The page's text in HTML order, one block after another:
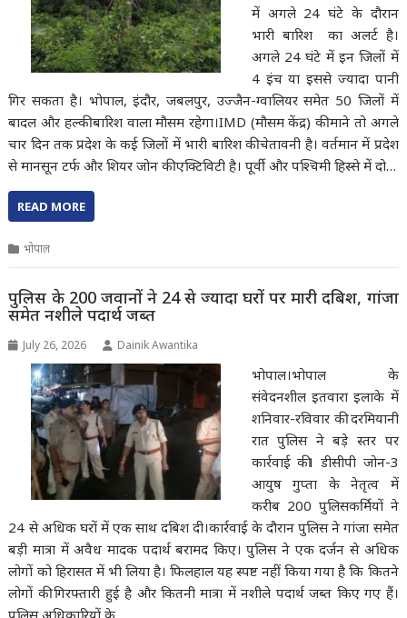
में अगले 24 घंटे के दौरान
भारी बारिश का अलर्ट है।
अगले 24 घंटे में इन जिलों में
4 इंच या इससे ज्यादा पानी
गिर सकता है। भोपाल, इंदौर, जबलपुर, उज्जैन-ग्वालियर समेत 50 जिलों में
बादल और हल्की बारिश वाला मौसम रहेगा।IMD (मौसम केंद्र) की माने तो अगले
चार दिन तक प्रदेश के कई जिलों में भारी बारिश की चेतावनी है। वर्तमान में प्रदेश
से मानसून टर्फ और शियर जोन की एक्टिविटी है। पूर्वी और पश्चिमी हिस्से में दो…
READ MORE
भोपाल
पुलिस के 200 जवानों ने 24 से ज्यादा घरों पर मारी दबिश, गांजा
समेत नशीले पदार्थ जब्त
July 26, 2026 Dainik Awantika
भोपाल।भोपाल के
संवेदनशील इतवारा इलाके में
शनिवार-रविवार की दरमियानी
रात पुलिस ने बड़े स्तर पर
कार्रवाई की। डीसीपी जोन-3
आयुष गुप्ता के नेतृत्व में
करीब 200 पुलिसकर्मियों ने
24 से अधिक घरों में एक साथ दबिश दी।कार्रवाई के दौरान पुलिस ने गांजा समेत
बड़ी मात्रा में अवैध मादक पदार्थ बरामद किए। पुलिस ने एक दर्जन से अधिक
लोगों को हिरासत में भी लिया है। फिलहाल यह स्पष्ट नहीं किया गया है कि कितने
लोगों की गिरफ्तारी हुई है और कितनी मात्रा में नशीले पदार्थ जब्त किए गए हैं।
पुलिस अधिकारियों के…